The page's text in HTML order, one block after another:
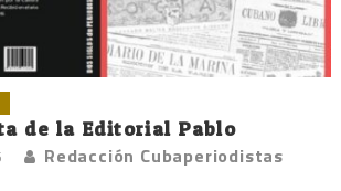
de la Editorial Pablo
Redacción Cubaperiodistas